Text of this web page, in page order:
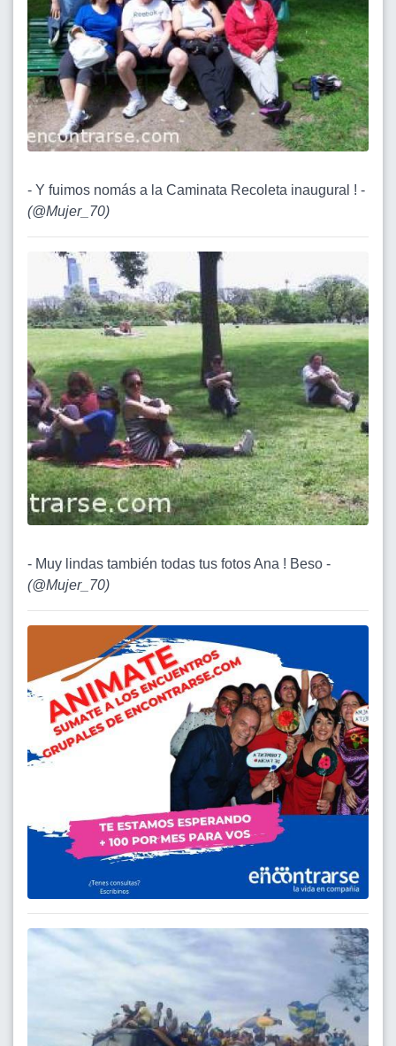
- Y fuimos nomás a la Caminata Recoleta inaugural ! -
(@Mujer_70)
- Muy lindas también todas tus fotos Ana ! Beso -
(@Mujer_70)